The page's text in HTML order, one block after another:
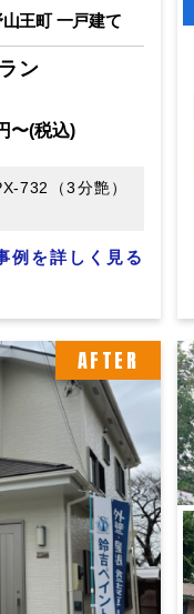
王町 一戸建て
ン
〜(税込)
732（3分艶）
例を詳しく見る
AFTER